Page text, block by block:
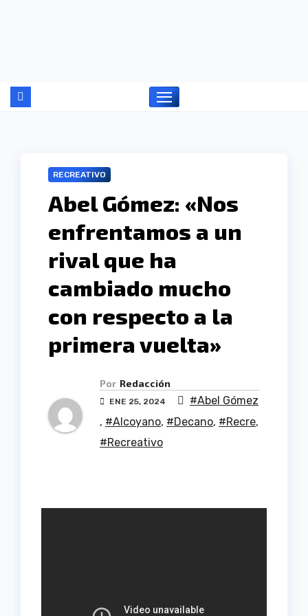
RECREATIVO
Abel Gómez: «Nos
enfrentamos a un
rival que ha
cambiado mucho
con respecto a la
primera vuelta»
Por Redacción
ENE 25, 2024
#Abel Gómez
, #Alcoyano, #Decano, #Recre,
#Recreativo